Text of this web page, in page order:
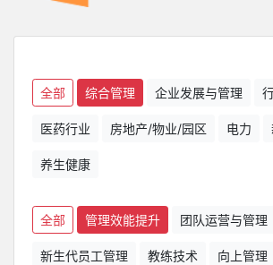
全部 综合管理 企业发展与管理
医药行业 房地产/物业/园区 电力
养生健康
全部 管理效能提升 团队运营与管理
新生代员工管理 教练技术 向上管理